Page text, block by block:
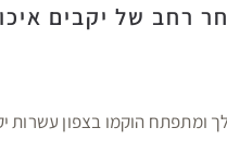
רחב של יקבים
ומתפתח הוקמו בצפון עשרות